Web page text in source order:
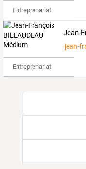
Entreprenariat
jean-
Entreprenariat